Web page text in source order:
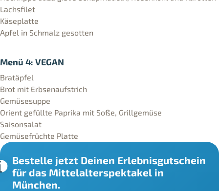
Lachsfilet
Käseplatte
Apfel in Schmalz gesotten
Menü 4: VEGAN
Bratäpfel
Brot mit Erbsenaufstrich
Gemüsesuppe
Orient gefüllte Paprika mit Soße, Grillgemüse
Saisonsalat
Gemüsefrüchte Platte
Bestelle jetzt Deinen Erlebnisgutschein
für das Mittelalterspektakel in
München.